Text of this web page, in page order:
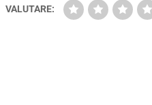
VALUTARE: